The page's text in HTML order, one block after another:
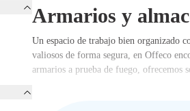
Armarios y
Un espacio de trabajo bien organizado
valiosos de forma segura, en Offeco
armarios a prueba de fuego, ofrecemos